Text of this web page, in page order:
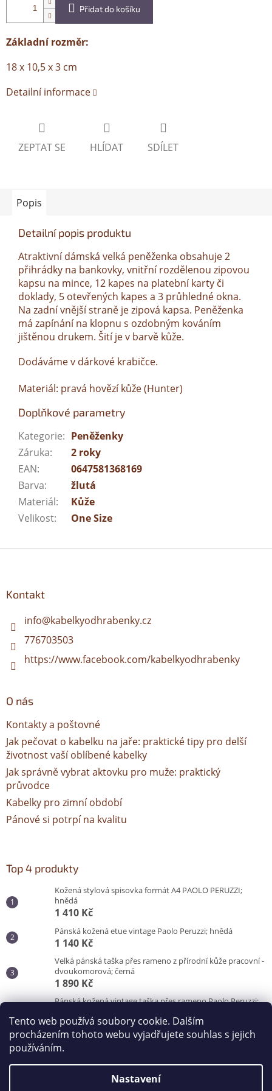
Tento web používá soubory cookie. Dalším
procházením tohoto webu vyjadřujete souhlas s jejich
používáním.
Nastavení
Přidat do košíku
Základní rozměr:
18 x 10,5 x 3 cm
Detailní informace
ZEPTAT SE HLÍDAT SDÍLET
Popis
Detailní popis produktu
Atraktivní dámská velká peněženka obsahuje 2
přihrádky na bankovky, vnitřní rozdělenou zipovou
kapsu na mince, 12 kapes na platební karty či
doklady, 5 otevřených kapes a 3 průhledné okna.
Na zadní vnější straně je zipová kapsa. Peněženka
má zapínání na klopnu s ozdobným kováním
jištěnou drukem. Šití je v barvě kůže.
Dodáváme v dárkové krabičce.
Materiál: pravá hovězí kůže (Hunter)
Doplňkové parametry
Kategorie: Peněženky
Záruka:
2 roky
EAN:
0647581368169
Barva:
žlutá
Materiál:
Kůže
Velikost: One Size
Kontakt
info@kabelkyodhrabenky.cz
776703503
https://www.facebook.com/kabelkyodhrabenky
O nás
Kontakty a poštovné
Jak pečovat o kabelku na jaře: praktické tipy pro delší
životnost vaší oblíbené kabelky
Jak správně vybrat aktovku pro muže: praktický
průvodce
Kabelky pro zimní období
Pánové si potrpí na kvalitu
Top 4 produkty
Kožená stylová spisovka formát A4 PAOLO PERUZZI;
hnědá
1 410 Kč
Pánská kožená etue vintage Paolo Peruzzi; hnědá
1 140 Kč
Velká pánská taška přes rameno z přírodní kůže pracovní -
dvoukomorová; černá
1 890 Kč
Pánská kožená vintage taška přes rameno Paolo Peruzzi;
3 100 Kč
Vytvořil Shoptet